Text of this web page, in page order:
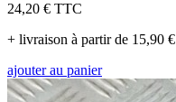
24,20 € TTC
+ livraison à partir de 15,90 €
ajouter au panier